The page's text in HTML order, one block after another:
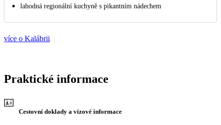
lahodná regionální kuchyně s pikantním nádechem
více o Kalábrii
Praktické informace
Cestovní doklady a vízové informace